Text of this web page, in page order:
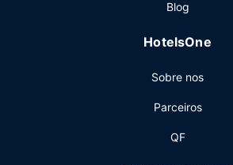
estacionamento grátis no local.
Blog
HotelsOne
Sobre nos
Parceiros
QF